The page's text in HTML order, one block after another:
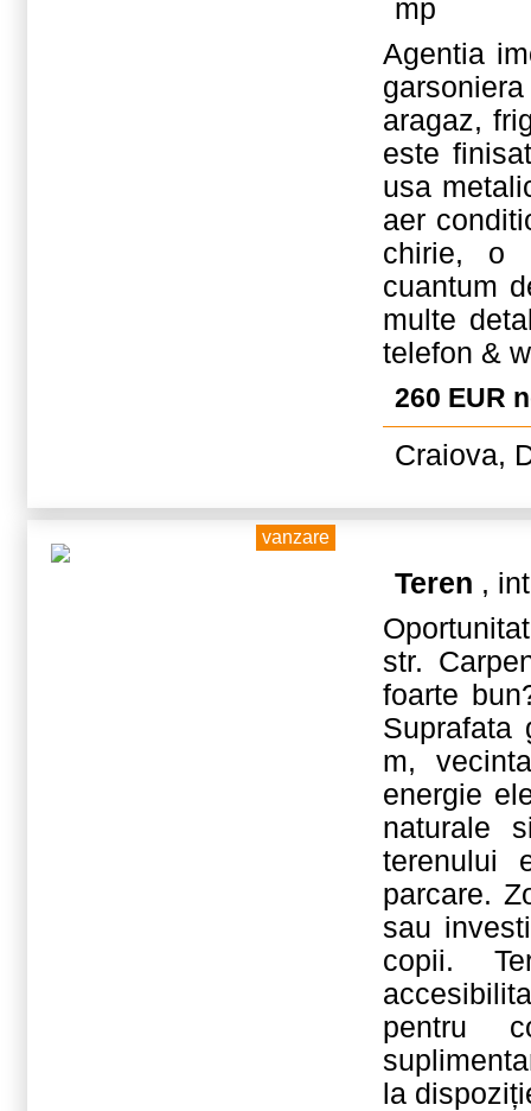
mp
Agentia
aragaz,
este
usa
aer
chirie, o
cuantum
multe
telefon &
260 EUR
Craiova,
vanzare
Teren ,
str.
foarte
Suprafata
m,
energie
naturale
terenului
parcare.
sau
copii.
pentru
la